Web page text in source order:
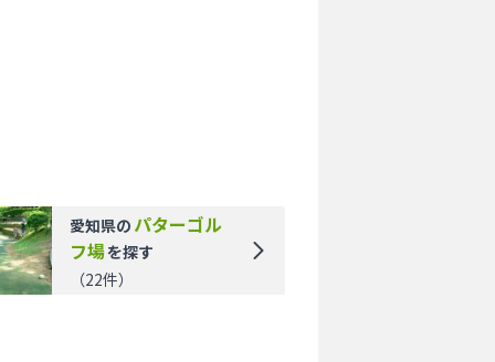
愛知県の パターゴル
フ場を探す
（22件）